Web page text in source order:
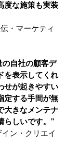
度な施策も実装
・マーケティ
の自社の顧客デ
を表示してくれ
せが起きやすい
定する手間が無
大きなメンテナ
らしいです。”
ン・クリエイ